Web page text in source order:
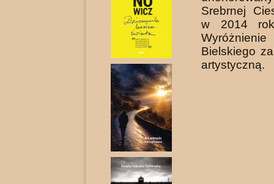
Srebrnej
w 2014
Bielskiego
artystyczną.